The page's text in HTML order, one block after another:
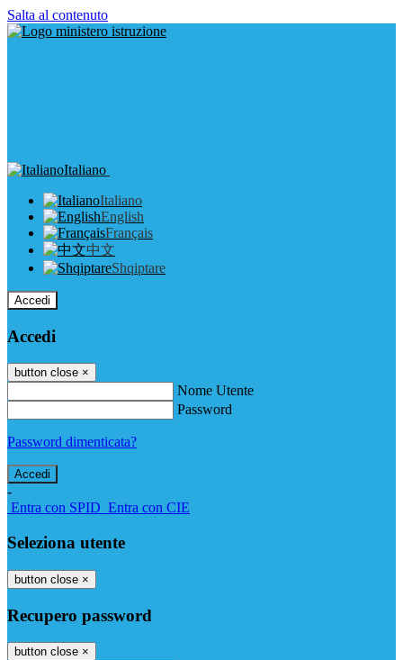
Salta al contenuto
Italiano
Italiano
English
Français
中文
Shqiptare
Accedi
Accedi
button close ×
Nome Utente
Password
Password dimenticata?
-
Entra con SPID Entra con CIE
Seleziona utente
button close ×
Recupero password
button close ×